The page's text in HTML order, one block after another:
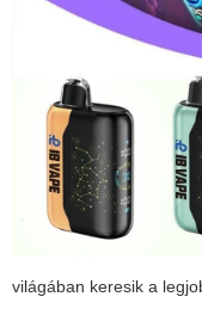
világában keresik a